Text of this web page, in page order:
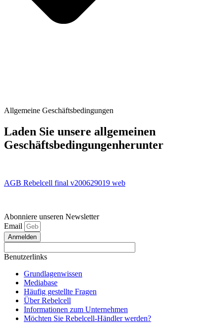
Allgemeine Geschäftsbedingungen
Laden Sie unsere allgemeinen
Geschäftsbedingungenherunter
AGB Rebelcell final v200629019 web
Abonniere unseren Newsletter
Email
Anmelden
Benutzerlinks
Grundlagenwissen
Mediabase
Häufig gestellte Fragen
Über Rebelcell
Informationen zum Unternehmen
Möchten Sie Rebelcell-Händler werden?